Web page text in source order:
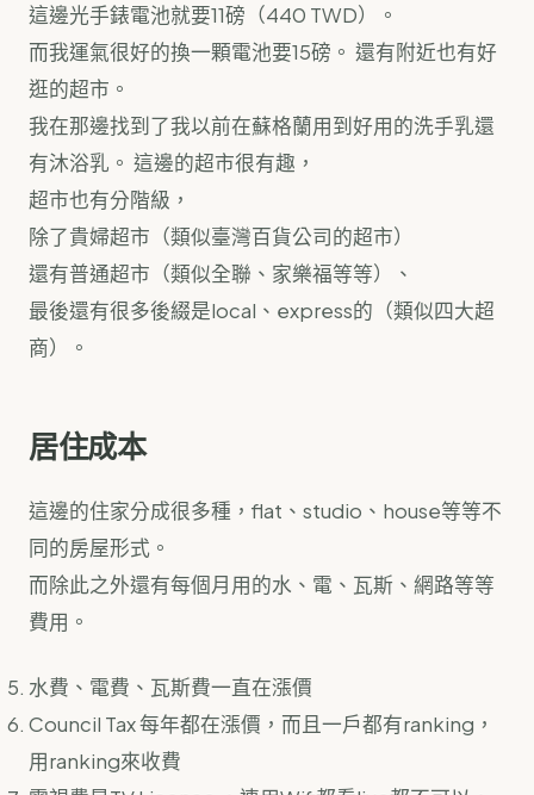
這邊光手錶電池就要11磅（440 TWD）。
而我運氣很好的換一顆電池要15磅。 還有附近也有好
逛的超市。
我在那邊找到了我以前在蘇格蘭用到好用的洗手乳還
有沐浴乳。 這邊的超市很有趣，
超市也有分階級，
除了貴婦超市（類似臺灣百貨公司的超市）
還有普通超市（類似全聯、家樂福等等）、
最後還有很多後綴是local、express的（類似四大超
商）。
居住成本
這邊的住家分成很多種，flat、studio、house等等不
同的房屋形式。
而除此之外還有每個月用的水、電、瓦斯、網路等等
費用。
水費、電費、瓦斯費一直在漲價
Council Tax 每年都在漲價，而且一戶都有ranking，
用ranking來收費